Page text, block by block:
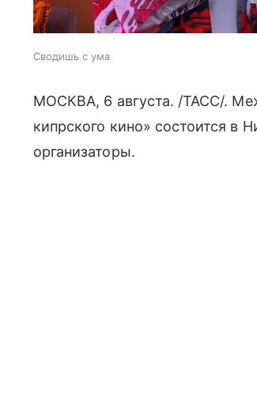
Сводишь с ума
МОСКВА, 6 августа. /ТАСС/.
кипрского кино» состоится в
организаторы.